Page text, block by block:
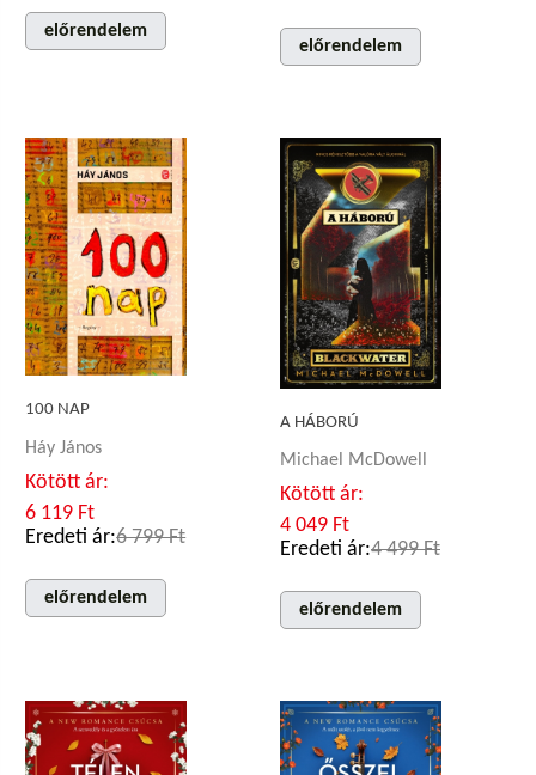
előrendelem
előrendelem
100 NAP
Háy János
Kötött ár:
6 119 Ft
Eredeti ár:6 799 Ft
előrendelem
A HÁBORÚ
Michael McDowell
Kötött ár:
4 049 Ft
Eredeti ár:4 499 Ft
előrendelem